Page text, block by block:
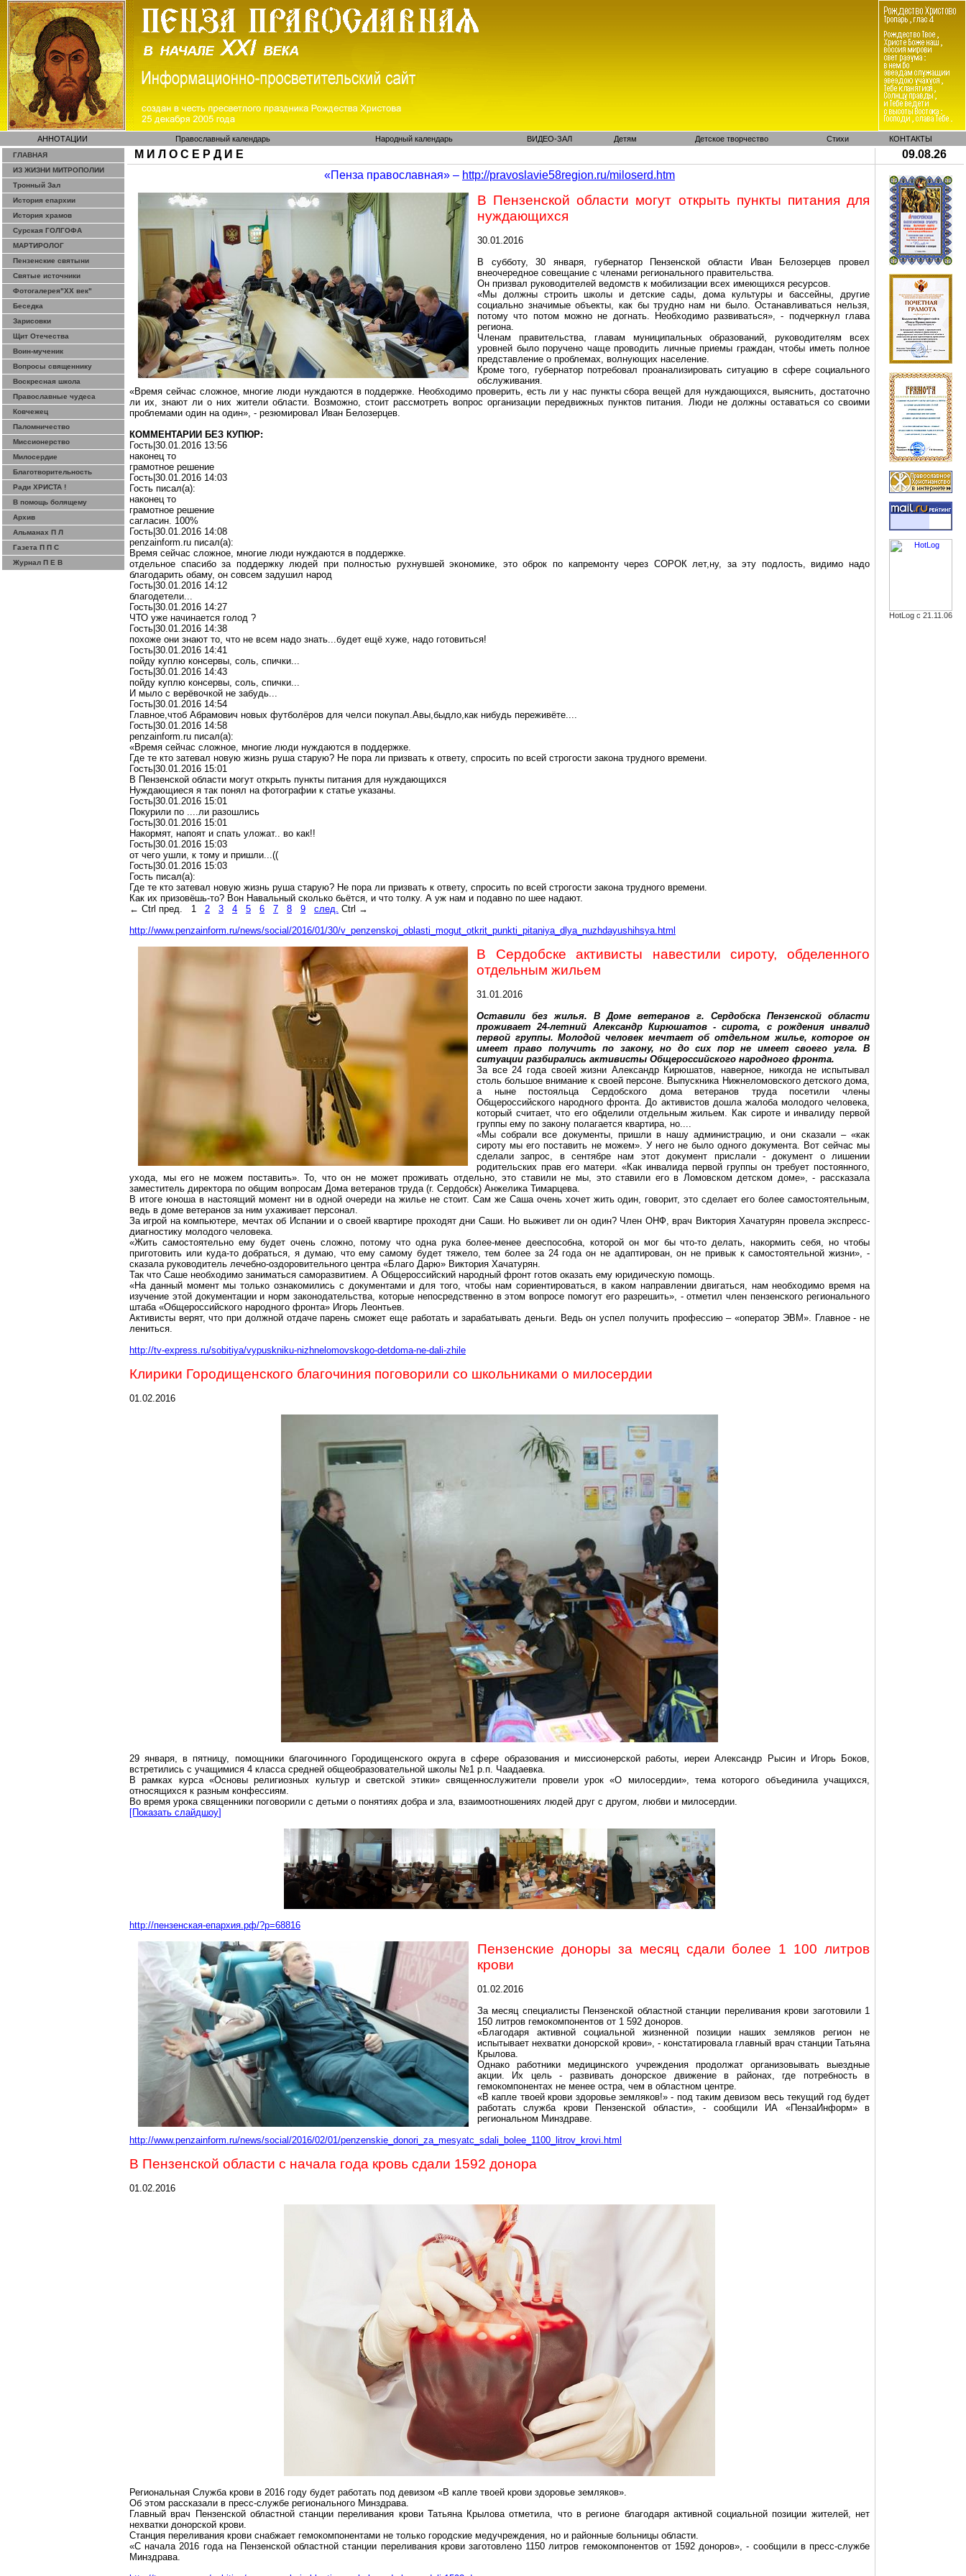
АННОТАЦИИ Православный календарь Народный календарь ВИДЕО-ЗАЛ Детям Детское творчество Стихи КОНТАКТЫ
ГЛАВНАЯ
ИЗ ЖИЗНИ МИТРОПОЛИИ
Тронный Зал
История епархии
История храмов
Сурская ГОЛГОФА
МАРТИРОЛОГ
Пензенские святыни
Святые источники
Фотогалерея"ХХ век"
Беседка
Зарисовки
Щит Отечества
Воин-мученик
Вопросы священнику
Воскресная школа
Православные чудеса
Ковчежец
Паломничество
Миссионерство
Милосердие
Благотворительность
Ради ХРИСТА !
В помощь болящему
Архив
Альманах П Л
Газета П П С
Журнал П Е В
М И Л О С Е Р Д И Е
09.08.26
«Пенза православная» – http://pravoslavie58region.ru/miloserd.htm
В Пензенской области могут открыть пункты питания для
нуждающихся
30.01.2016
В субботу, 30 января, губернатор Пензенской области Иван Белозерцев провел
внеочередное совещание с членами регионального правительства.
Он призвал руководителей ведомств к мобилизации всех имеющихся ресурсов.
«Мы должны строить школы и детские сады, дома культуры и бассейны, другие
социально значимые объекты, как бы трудно нам ни было. Останавливаться нельзя,
потому что потом можно не догнать. Необходимо развиваться», - подчеркнул глава
региона.
Членам правительства, главам муниципальных образований, руководителям всех
уровней было поручено чаще проводить личные приемы граждан, чтобы иметь полное
представление о проблемах, волнующих население.
Кроме того, губернатор потребовал проанализировать ситуацию в сфере социального
обслуживания.
«Время сейчас сложное, многие люди нуждаются в поддержке. Необходимо проверить, есть ли у нас пункты сбора вещей для нуждающихся, выяснить, достаточно
ли их, знают ли о них жители области. Возможно, стоит рассмотреть вопрос организации передвижных пунктов питания. Люди не должны оставаться со своими
проблемами один на один», - резюмировал Иван Белозерцев.
КОММЕНТАРИИ БЕЗ КУПЮР:
Гость|30.01.2016 13:56
наконец то
грамотное решение
Гость|30.01.2016 14:03
Гость писал(a):
наконец то
грамотное решение
сагласин. 100%
Гость |30.01.2016 14:08
penzainform.ru писал(a):
Время сейчас сложное, многие люди нуждаются в поддержке.
отдельное спасибо за поддержку людей при полностью рухнувшей экономике, это оброк по капремонту через СОРОКлет,ну, за эту подлость, видимо надо
благодарить обаму, он совсем задушил народ
Гость|30.01.2016 14:12
благодетели...
Гость|30.01.2016 14:27
ЧТО уже начинается голод ?
Гость|30.01.2016 14:38
похоже они знают то, что не всем надо знать...будет ещё хуже, надо готовиться!
Гость|30.01.2016 14:41
пойду куплю консервы, соль, спички...
Гость|30.01.2016 14:43
пойду куплю консервы, соль, спички...
И мыло с верёвочкой не забудь...
Гость|30.01.2016 14:54
Главное,чтоб Абрамович новых футболёров для челси покупал.Авы,быдло,как нибудь переживёте....
Гость |30.01.2016 14:58
penzainform.ru писал(a):
«Время сейчас сложное, многие люди нуждаются в поддержке.
Где те кто затевал новую жизнь руша старую? Не пора ли призвать к ответу, спросить по всей строгости закона трудного времени.
Гость|30.01.2016 15:01
В Пензенской области могут открыть пункты питания для нуждающихся
Нуждающиеся я так понял на фотографии к статье указаны.
Гость|30.01.2016 15:01
Покурили по ....ли разошлись
Гость|30.01.2016 15:01
Накормят, напоят и спать уложат.. во как!!
Гость|30.01.2016 15:03
от чего ушли, к тому и пришли...((
Гость|30.01.2016 15:03
Гость писал(a):
Где те кто затевал новую жизнь руша старую? Не пора ли призвать к ответу, спросить по всей строгости закона трудного времени.
Как их призовёшь-то? Вон Навальный сколько бьётся, и что толку. А уж нам и подавно по шее надают.
← Ctrl пред. 1 2 3 4 5 6 7 8 9 след. Ctrl →
http://www.penzainform.ru/news/social/2016/01/30/v_penzenskoj_oblasti_mogut_otkrit_punkti_pitaniya_dlya_nuzhdayushihsya.html
В Сердобске активисты навестили сироту, обделенного
отдельным жильем
31.01.2016
Оставили без жилья. В Доме ветеранов г. Сердобска Пензенской области
проживает 24-летний Александр Кирюшатов- сирота, с рождения инвалид
первой группы. Молодой человек мечтает об отдельном жилье, которое он
имеет право получить по закону, но до сих пор не имеет своего угла. В
ситуации разбирались активисты Общероссийского народного фронта.
За все 24 года своей жизни Александр Кирюшатов, наверное, никогда не испытывал
столь большое внимание к своей персоне. Выпускника Нижнеломовского детского дома,
а ныне постояльца Сердобскогодома ветеранов труда посетили члены
Общероссийского народного фронта. До активистов дошла жалоба молодого человека,
который считает, что его обделили отдельным жильем. Как сироте и инвалиду первой
группы ему по закону полагается квартира, но....
«Мы собрали все документы, пришли в нашу администрацию, и они сказали – «как
сироту мы его поставить не можем». У него не было одного документа. Вот сейчас мы
сделали запрос, в сентябре нам этот документ прислали - документ о лишении
родительских прав его матери. «Как инвалида первой группы он требует постоянного,
ухода, мы его не можем поставить». То, что он не может проживать отдельно, это ставили не мы, это ставили его в Ломовском детском доме», - рассказала
заместитель директора по общим вопросам Дома ветеранов труда (г. Сердобск) Анжелика Тимарцева.
В итоге юноша в настоящий момент ни в одной очереди на жилье не стоит. Сам же Саша очень хочет жить один, говорит, это сделает его более самостоятельным,
ведь в доме ветеранов за ним ухаживает персонал.
За игрой накомпьютере, мечтах об Испании и о своей квартире проходят дни Саши. Но выживет ли он один? Член ОНФ, врач Виктория Хачатурян провела экспресс-
диагностику молодого человека.
«Жить самостоятельно ему будет очень сложно, потому что одна рука более-менее дееспособна, которой он мог бы что-то делать, накормить себя, но чтобы
приготовить или куда-то добраться, я думаю, что ему самому будет тяжело, тем более за 24 года он не адаптирован, он не привык к самостоятельной жизни», -
сказала руководитель лечебно-оздоровительного центра «Благо Дарю» Виктория Хачатурян.
Так что Саше необходимо заниматься саморазвитием. А Общероссийский народный фронт готов оказать ему юридическую помощь.
«На данный момент мы только ознакомились с документами и для того, чтобы нам сориентироваться, в каком направлении двигаться, нам необходимо время на
изучение этой документации и норм законодательства, которые непосредственно в этом вопросе помогут его разрешить», - отметил член пензенского регионального
штаба «Общероссийского народного фронта» Игорь Леонтьев.
Активисты верят, что при должной отдаче парень сможет еще работать и зарабатывать деньги. Ведь он успел получить профессию – «оператор ЭВМ». Главное - не
лениться.
http://tv-express.ru/sobitiya/vypuskniku-nizhnelomovskogo-detdoma-ne-dali-zhile
Клирики Городищенского благочиния поговорили со школьниками о милосердии
01.02.2016
29 января, в пятницу, помощники благочинного Городищенскогоокруга в сфере образования и миссионерской работы, иереи Александр Рысин и Игорь Боков,
встретились с учащимися 4 класса средней общеобразовательной школы №1 р.п. Чаадаевка.
В рамках курса «Основы религиозных культур и светской этики» священнослужители провели урок «О милосердии», тема которого объединила учащихся,
относящихся к разным конфессиям.
Во время урока священники поговорили с детьми о понятиях добра и зла, взаимоотношениях людей друг с другом, любви и милосердии.
[Показать слайдшоу]
http://пензенская-епархия.рф/?p=68816
Пензенские доноры за месяц сдали более 1 100 литров
крови
01.02.2016
За месяц специалисты Пензенской областной станции переливания крови заготовили 1
150 литров гемокомпонентов от 1 592 доноров.
«Благодаря активной социальной жизненной позиции наших земляков регион не
испытывает нехватки донорской крови», - констатировала главный врач станции Татьяна
Крылова.
Однако работники медицинского учреждения продолжат организовывать выездные
акции. Их цель - развивать донорское движение в районах, где потребность в
гемокомпонентах не менее остра, чем в областном центре.
«В капле твоей крови здоровье земляков!» - под таким девизом весь текущий год будет
работать служба крови Пензенской области», - сообщили ИА «ПензаИнформ» в
региональном Минздраве.
http://www.penzainform.ru/news/social/2016/02/01/penzenskie_donori_za_mesyatc_sdali_bolee_1100_litrov_krovi.html
В Пензенской области с начала года кровь сдали 1592 донора
01.02.2016
Региональная Служба крови в 2016 году будет работать под девизом «В капле твоей крови здоровье земляков».
Об этом рассказали в пресс-службе регионального Минздрава.
Главный врач Пензенской областной станции переливания крови Татьяна Крылова отметила, что в регионе благодаря активной социальной позиции жителей, нет
нехватки донорской крови.
Станция переливания крови снабжает гемокомпонентами не только городские медучреждения, но и районные больницы области.
«С начала 2016 года на Пензенской областной станции переливания крови заготовлено 1150 литров гемокомпонентовот 1592 доноров», - сообщили в пресс-службе
Минздрава.
HotLog с 21.11.06